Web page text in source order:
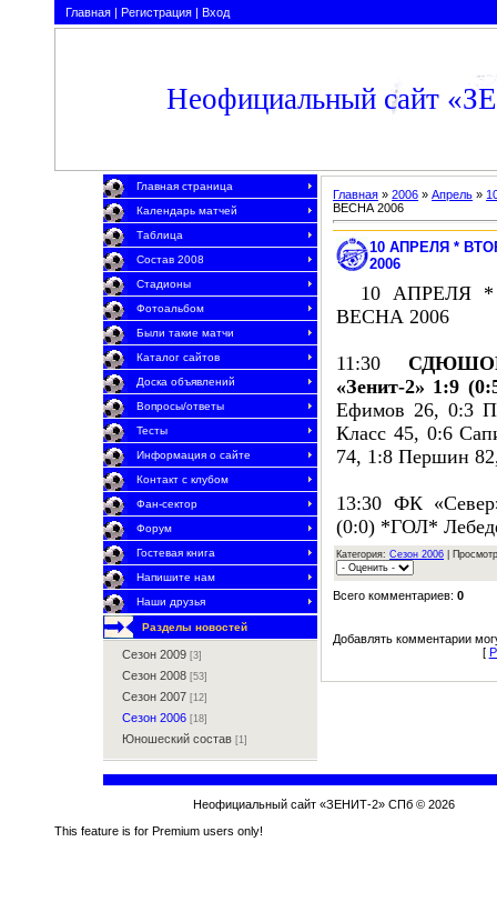
Главная | Регистрация | Вход
Неофициальный сайт
Главная страница
Календарь матчей
Таблица
Состав 2008
Стадионы
Фотоальбом
Были такие матчи
Каталог сайтов
Доска объявлений
Вопросы/ответы
Тесты
Информация о сайте
Контакт с клубом
Фан-сектор
Форум
Гостевая книга
Напишите нам
Наши друзья
Разделы новостей
Сезон 2009 [3]
Сезон 2008 [53]
Сезон 2007 [12]
Сезон 2006 [18]
Юношеский состав [1]
Главная »2006 » Апрель »
ВЕСНА 2006
10 АПРЕЛЯ *
2006
10 АПРЕЛЯ *
ВЕСНА 2006
11:30
«Зенит-2» 1:9
Ефимов 26, 0:3
Класс 45, 0:6
74, 1:8 Першин
13:30 ФК
(0:0) *ГОЛ*
Категория:Сезон 2006 |
Всего комментариев:0
Добавлять комментарии
[
Неофициальный сайт «ЗЕНИТ-2» СПб © 2026
This feature is for Premium users only!